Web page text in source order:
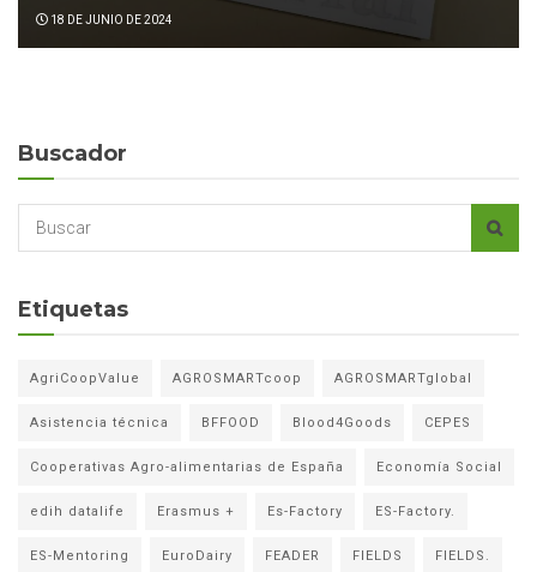
18 DE JUNIO DE 2024
Buscador
Etiquetas
AgriCoopValue AGROSMARTcoop AGROSMARTglobal
Asistencia técnica BFFOOD Blood4Goods CEPES
Cooperativas Agro-alimentarias de España Economía Social
edih datalife Erasmus + Es-Factory ES-Factory.
ES-Mentoring EuroDairy FEADER FIELDS FIELDS.